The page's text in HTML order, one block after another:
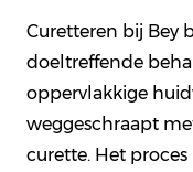
Curetteren bij Bey
doeltreffende
oppervlakkige
weggeschraapt
curette. Het